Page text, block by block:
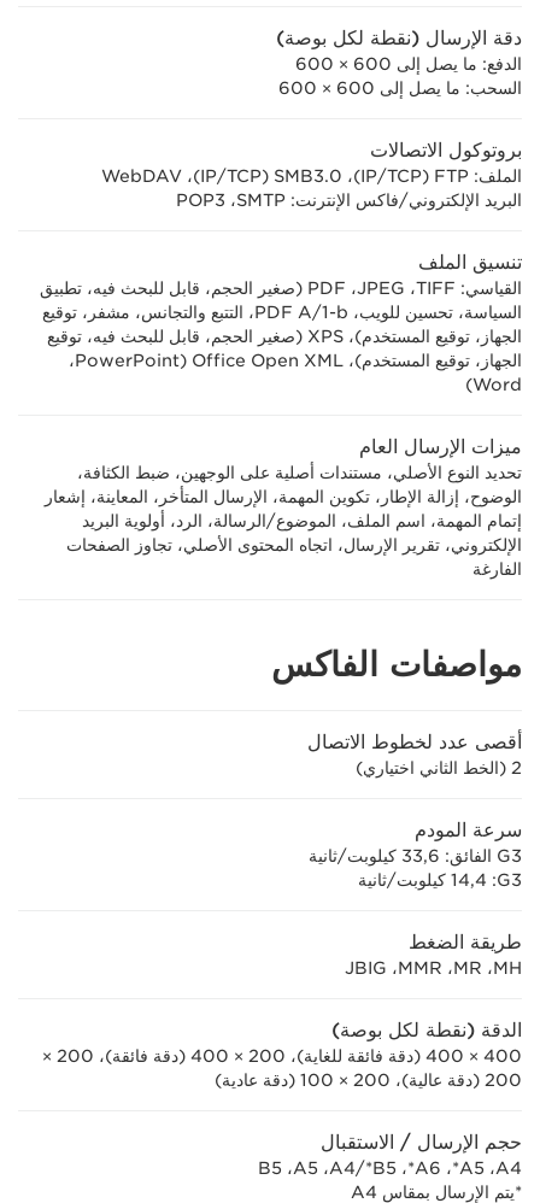
دقة الإرسال (نقطة لكل بوصة)
الدفع: ما يصل إلى 600 × 600
السحب: ما يصل إلى 600 × 600
بروتوكول الاتصالات
الملف: FTP‏ (TCP‏/IP)‏، SMB3.0‏ (TCP‏/IP)‏، WebDAV
البريد الإلكتروني/فاكس الإنترنت: SMTP‏، POP3
تنسيق الملف
القياسي: TIFF‏، JPEG‏، PDF (صغير الحجم، قابل للبحث فيه، تطبيق
السياسة، تحسين للويب، PDF A/1-b، التتبع والتجانس، مشفر، توقيع
الجهاز، توقيع المستخدم)، XPS (صغير الحجم، قابل للبحث فيه، توقيع
الجهاز، توقيع المستخدم)، Office Open XML ‏(PowerPoint‏،
Word)
ميزات الإرسال العام
تحديد النوع الأصلي، مستندات أصلية على الوجهين، ضبط الكثافة،
الوضوح، إزالة الإطار، تكوين المهمة، الإرسال المتأخر، المعاينة، إشعار
إتمام المهمة، اسم الملف، الموضوع/الرسالة، الرد، أولوية البريد
الإلكتروني، تقرير الإرسال، اتجاه المحتوى الأصلي، تجاوز الصفحات
الفارغة
مواصفات الفاكس
أقصى عدد لخطوط الاتصال
2 (الخط الثاني اختياري)
سرعة المودم
G3 الفائق: 33,6 كيلوبت/ثانية
G3‏: 14,4 كيلوبت/ثانية
طريقة الضغط
MH‏، MR‏، MMR‏، JBIG
الدقة (نقطة لكل بوصة)
400 × 400 (دقة فائقة للغاية)، 200 × 400 (دقة فائقة)، 200 ×
200 (دقة عالية)، 200 × 100 (دقة عادية)
حجم الإرسال / الاستقبال
A4،‏ A5*،‏ A6*،‏ B5*/‏A4،‏ A5،‏ B5
*يتم الإرسال بمقاس A4